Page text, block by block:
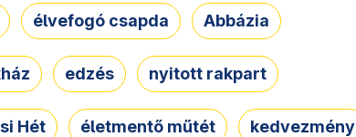
élvefogó csapda Abbázia
edzés nyitott rakpart
Hét életmentő műtét kedvezmény